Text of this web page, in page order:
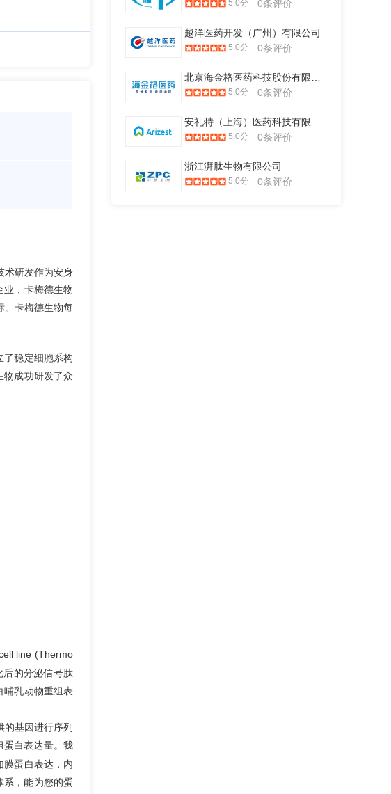
术研发作为安身
业，卡梅德生物
。卡梅德生物每
了稳定细胞系构
物成功研发了众
line (Thermo
后的分泌信号肽
哺乳动物重组表
的基因进行序列
蛋白表达量。我
膜蛋白表达，内
系，能为您的蛋
5.0分 0条评价
越洋医药开发（广州）有限公司
5.0分 0条评价
5.0分 0条评价
5.0分 0条评价
浙江湃肽生物有限公司
5.0分 0条评价